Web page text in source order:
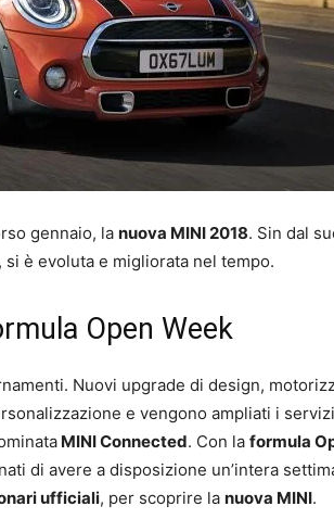
gennaio, la nuova MINI 2018. Sin dal
è evoluta e migliorata nel tempo.
Open Week
Nuovi upgrade di design,
e vengono ampliati i
MINI Connected. Con la formula
di avere a disposizione un’intera
ufficiali, per scoprire la nuova MINI.